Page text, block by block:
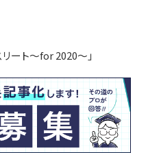
ート〜for 2020〜」